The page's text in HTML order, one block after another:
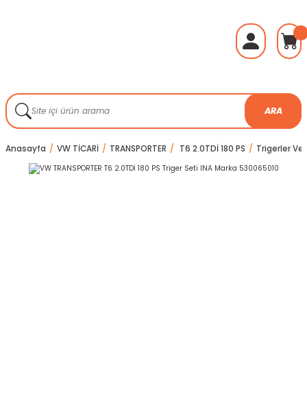
ARA
Anasayfa VW TİCARİ TRANSPORTER T6 2.0TDİ 180 PS Trigerler Ve